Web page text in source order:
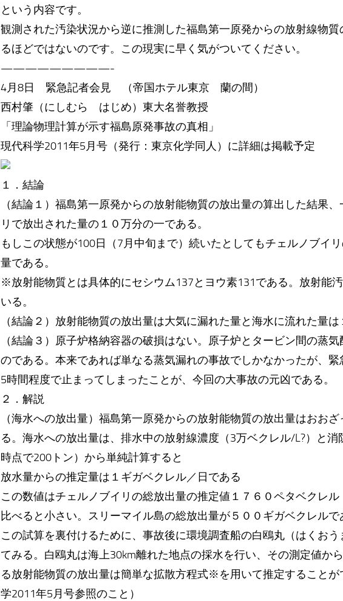
という内容です。
観測された汚染状況から逆に推測した福島第一原発からの放射線物
るほどではないのです。この現実に早く気がついてください。
—————————-
4月8日 緊急記者会見 （帝国ホテル東京 蘭の間）
西村肇（にしむら はじめ）東大名誉教授
「理論物理計算が示す福島原発事故の真相」
現代科学2011年5月号（発行：東京化学同人）に詳細は掲載予定
１．結論
（結論１）福島第一原発からの放射能物質の放出量の算出した結果
リで放出された量の１０万分の一である。
もしこの状態が100日（7月中旬まで）続いたとしてもチェルノブイ
量である。
※放射能物質とは具体的にセシウム137とヨウ素131である。放射能
いる。
（結論２）放射能物質の放出量は大気に漏れた量と海水に流れた量は
（結論３）原子炉格納容器の破損はない。原子炉とタービン間の蒸
のである。本来であれば単なる蒸気漏れの事故でしかなかったが、
5時間程度で止まってしまったことが、今回の大事故の元凶である。
２．解説
（海水への放出量）福島第一原発からの放射能物質の放出量はおお
る。海水への放出量は、排水中の放射線濃度（3万ベクレル/L?）と消
時点で200トン）から単純計算すると
放水量からの推定量は１ギガベクレル／日である
この数値はチェルノブイリの総放出量の推定値１７６０ペタベクレ
比べると小さい。スリーマイル島の総放出量が５００ギガベクレルで
この試算を裏付けるために、事故後に環境調査船の白鴎丸（はくお
てみる。白鴎丸は海上30km離れた地点の採水を行い、その測定値か
る放射能物質の放出量は簡単な拡散方程式※を用いて推定すること
学2011年5月号参照のこと）